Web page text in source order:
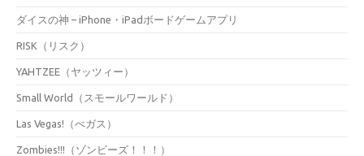
ダイスの神 – iPhone・iPadボードゲームアプリ
RISK（リスク）
YAHTZEE（ヤッツィー）
Small World（スモールワールド）
Las Vegas!（べガス）
Zombies!!!（ゾンビーズ！！！）